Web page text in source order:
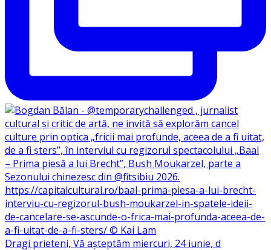
Dragi prieteni, Vă așteptăm miercuri, 24 iunie, d